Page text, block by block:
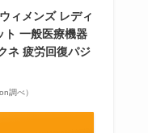
ィメンズ レディ
ト 一般医療機器
ネ 疲労回復パジ
調べ）